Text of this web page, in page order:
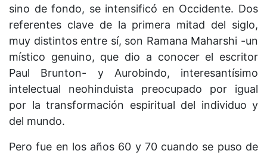
sino de fondo, se intensificó en Occidente. Dos
referentes clave de la primera mitad del siglo,
muy distintos entre sí, son Ramana Maharshi -un
místico genuino, que dio a conocer el escritor
Paul Brunton- y Aurobindo, interesantísimo
intelectual neohinduista preocupado por igual
por la transformación espiritual del individuo y
del mundo.
Pero fue en los años 60 y 70 cuando se puso de